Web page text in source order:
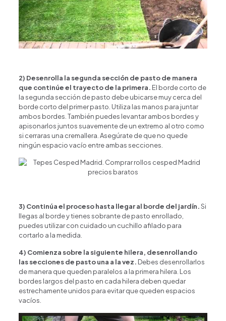
2) Desenrolla la segunda sección de pasto de manera
que continúe el trayecto de la primera. El borde corto de
la segunda sección de pasto debe ubicarse muy cerca del
borde corto del primer pasto. Utiliza las manos para juntar
ambos bordes. También puedes levantar ambos bordes y
apisonarlos juntos suavemente de un extremo al otro como
si cerraras una cremallera. Asegúrate de que no quede
ningún espacio vacío entre ambas secciones.
3) Continúa el proceso hasta llegar al borde del jardín.Si
llegas al borde y tienes sobrante de pasto enrollado,
puedes utilizar con cuidado un cuchillo afilado para
cortarlo a la medida.
4) Comienza sobre la siguiente hilera, desenrollando
las secciones de pasto una a la vez. Debes desenrollarlos
de manera que queden paralelos a la primera hilera. Los
bordes largos del pasto en cada hilera deben quedar
estrechamente unidos para evitar que queden espacios
vacíos.